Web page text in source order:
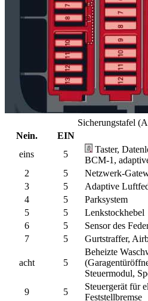
Sicherungstafel
Nein.
EIN
eins
5
Taster,
BCM-1,
2
5
Netzwerk-
3
5
Adaptive
4
5
Parksystem
5
5
Lenkstockhebel
6
5
Sensor des
7
5 Gurtstraffer,
acht 5
Beheizte
Steuermodul,
9
5
Steuergerät für
Feststellbremse